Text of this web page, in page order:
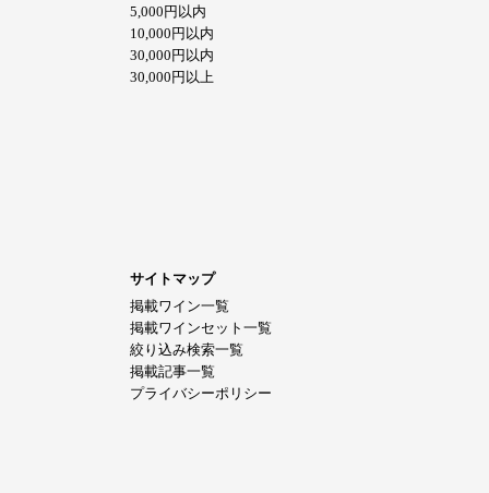
5,000円以内
10,000円以内
30,000円以内
30,000円以上
サイトマップ
掲載ワイン一覧
掲載ワインセット一覧
絞り込み検索一覧
掲載記事一覧
プライバシーポリシー